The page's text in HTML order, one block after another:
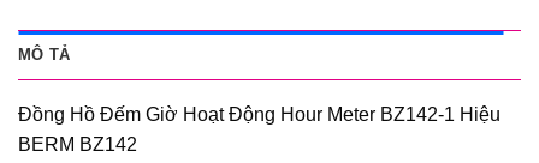
MÔ TẢ
Đồng Hồ Đếm Giờ Hoạt Động Hour Meter BZ142-1 Hiệu
BERM BZ142